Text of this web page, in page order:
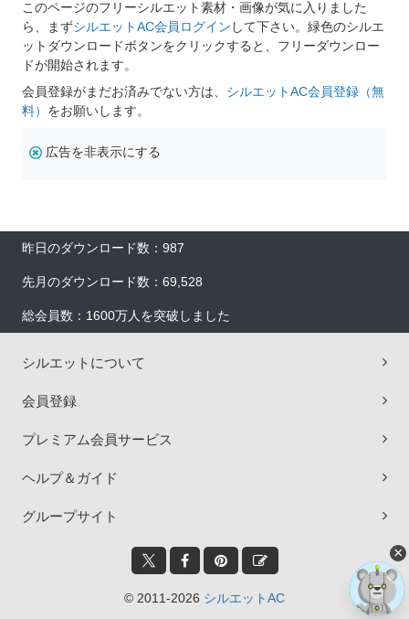
このページのフリーシルエット素材・画像が気に入りました
ら、まずシルエットAC会員ログイン して下さい。緑色のシルエ
ットダウンロードボタンをクリックすると、フリーダウンロー
ドが開始されます。
会員登録がまだお済みでない方は、 シルエットAC会員登録（無
料） をお願いします。
広告を非表示にする
昨日のダウンロード数：987
先月のダウンロード数：69,528
総会員数：1600万人を突破しました
シルエットについて
会員登録
プレミアム会員サービス
ヘルプ＆ガイド
グループサイト
© 2011-2026 シルエットAC
×